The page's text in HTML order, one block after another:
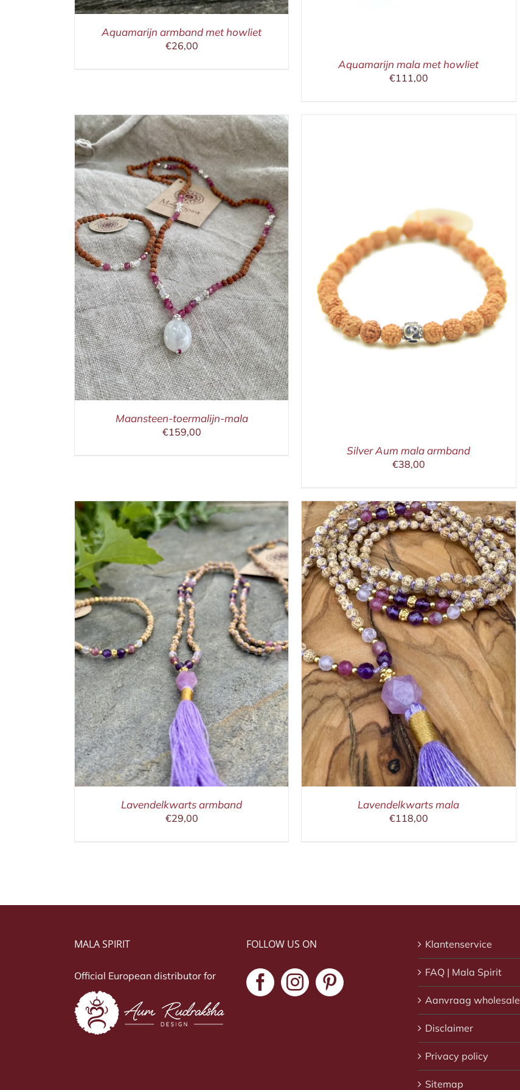
Aquamarijn armband met howliet
€26,00
Aquamarijn mala met howliet
€111,00
Maansteen-toermalijn-mala
€159,00
IN WINKELMAND / DETAILS
Silver Aum mala armband
€38,00
DETAILS
Lavendelkwarts armband
€29,00
IN WINKELMAND / DETAILS
Lavendelkwarts mala
€118,00
IN WINKELMAND / DETAILS
MALA SPIRIT
Official European distributor for
FOLLOW US ON Klantenservice
FAQ | Mala Spirit
Aanvraag wholesale
Disclaimer
Privacy policy
Sitemap